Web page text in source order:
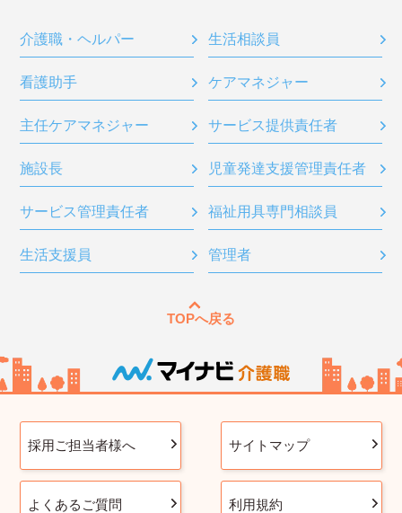
介護職・ヘルパー 生活相談員
看護助手 ケアマネジャー
主任ケアマネジャー サービス提供責任者
施設長 児童発達支援管理責任者
サービス管理責任者 福祉用具専門相談員
生活支援員 管理者
TOPへ戻る
採用ご担当者様へ サイトマップ
よくあるご質問 利用規約